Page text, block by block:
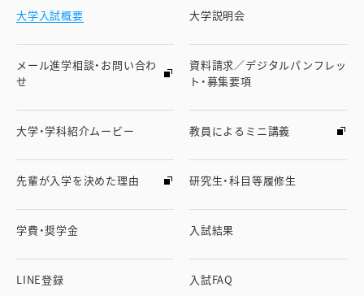
大学入試概要 大学説明会
メール進学相談・お問い合わ
せ
資料請求／デジタルパンフレッ
ト・募集要項
大学・学科紹介ムービー 教員によるミニ講義
先輩が入学を決めた理由 研究生・科目等履修生
学費・奨学金 入試結果
LINE登録 入試FAQ